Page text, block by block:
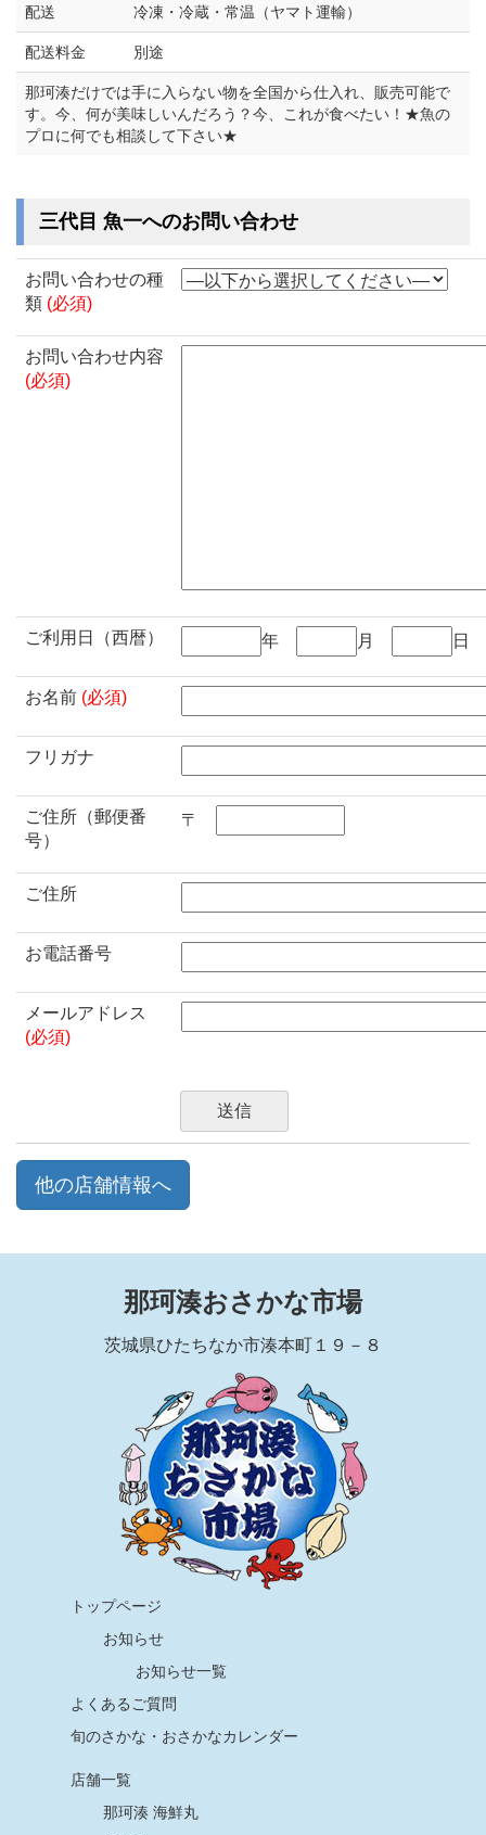
配送 冷凍・冷蔵・常温（ヤマト運輸）
配送料金 別途
那珂湊だけでは手に入らない物を全国から仕入れ、販売可能で
す。今、何が美味しいんだろう？今、これが食べたい！★魚の
プロに何でも相談して下さい★
三代目 魚一へのお問い合わせ
お問い合わせの種
類 (必須)
お問い合わせ内容
(必須)
ご利用日（西暦） 年 月 日
お名前 (必須)
フリガナ
ご住所（郵便番
号）
〒
ご住所
お電話番号
メールアドレス
(必須)
他の店舗情報へ
那珂湊おさかな市場
茨城県ひたちなか市湊本町１９－８
トップページ
お知らせ
お知らせ一覧
よくあるご質問
旬のさかな・おさかなカレンダー
店舗一覧
那珂湊 海鮮丸